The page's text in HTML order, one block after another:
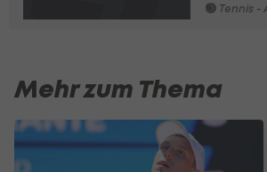
Tennis -
Mehr zum Thema